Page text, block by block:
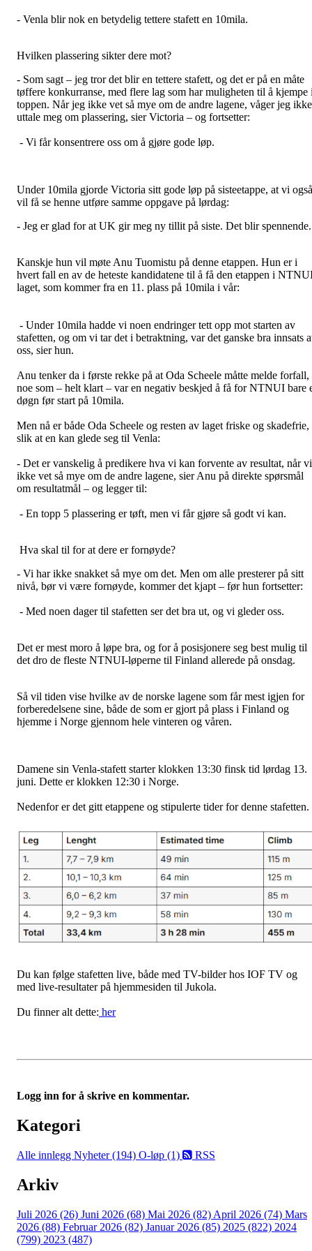
- Venla blir nok en betydelig tettere stafett en 10mila.
Hvilken plassering sikter dere mot?
- Som sagt – jeg tror det blir en tettere stafett, og det er på en måte
tøffere konkurranse, med flere lag som har muligheten til å kjempe
toppen. Når jeg ikke vet så mye om de andre lagene, våger jeg ikke
uttale meg om plassering, sier Victoria – og fortsetter:
- Vi får konsentrere oss om å gjøre gode løp.
Under 10mila gjorde Victoria sitt gode løp på sisteetappe, at vi også
vil få se henne utføre samme oppgave på lørdag:
- Jeg er glad for at UK gir meg ny tillit på siste. Det blir spennende.
Kanskje hun vil møte Anu Tuomistu på denne etappen. Hun er i
hvert fall en av de heteste kandidatene til å få den etappen i
laget, som kommer fra en 11. plass på 10mila i vår:
- Under 10mila hadde vi noen endringer tett opp mot starten av
stafetten, og om vi tar det i betraktning, var det ganske bra innsats
oss, sier hun.
Anu tenker da i første rekke på at Oda Scheele måtte melde forfall,
noe som – helt klart – var en negativ beskjed å få for NTNUI bare
døgn før start på 10mila.
Men nå er både Oda Scheele og resten av laget friske og skadefrie,
slik at en kan glede seg til Venla:
- Det er vanskelig å predikere hva vi kan forvente av resultat, når vi
ikke vet så mye om de andre lagene, sier Anu på direkte spørsmål
om resultatmål – og legger til:
- En topp 5 plassering er tøft, men vi får gjøre så godt vi kan.
Hva skal til for at dere er fornøyde?
- Vi har ikke snakket så mye om det. Men om alle presterer på sitt
nivå, bør vi være fornøyde, kommer det kjapt – før hun fortsetter:
- Med noen dager til stafetten ser det bra ut, og vi gleder oss.
Det er mest moro å løpe bra, og for å posisjonere seg best mulig til
det dro de fleste NTNUI-løperne til Finland allerede på onsdag.
Så vil tiden vise hvilke av de norske lagene som får mest igjen for
forberedelsene sine, både de som er gjort på plass i Finland og
hjemme i Norge gjennom hele vinteren og våren.
Damene sin Venla-stafett starter klokken 13:30 finsk tid lørdag 13.
juni. Dette er klokken 12:30 i Norge.
Nedenfor er det gitt etappene og stipulerte tider for denne stafetten.
Du kan følge stafetten live, både med TV-bilder hos IOF TV og
med live-resultater på hjemmesiden til Jukola.
Du finner alt dette: her
Logg inn for å skrive en kommentar.
Kategori
Alle innlegg Nyheter (194) O-løp (1) RSS
Arkiv
Juli 2026 (26) Juni 2026 (68) Mai 2026 (82) April 2026 (74) Mars
2026 (88) Februar 2026 (82) Januar 2026 (85) 2025 (822) 2024
(799) 2023 (487)